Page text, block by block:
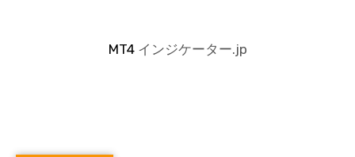
MT4インジケーター.jp